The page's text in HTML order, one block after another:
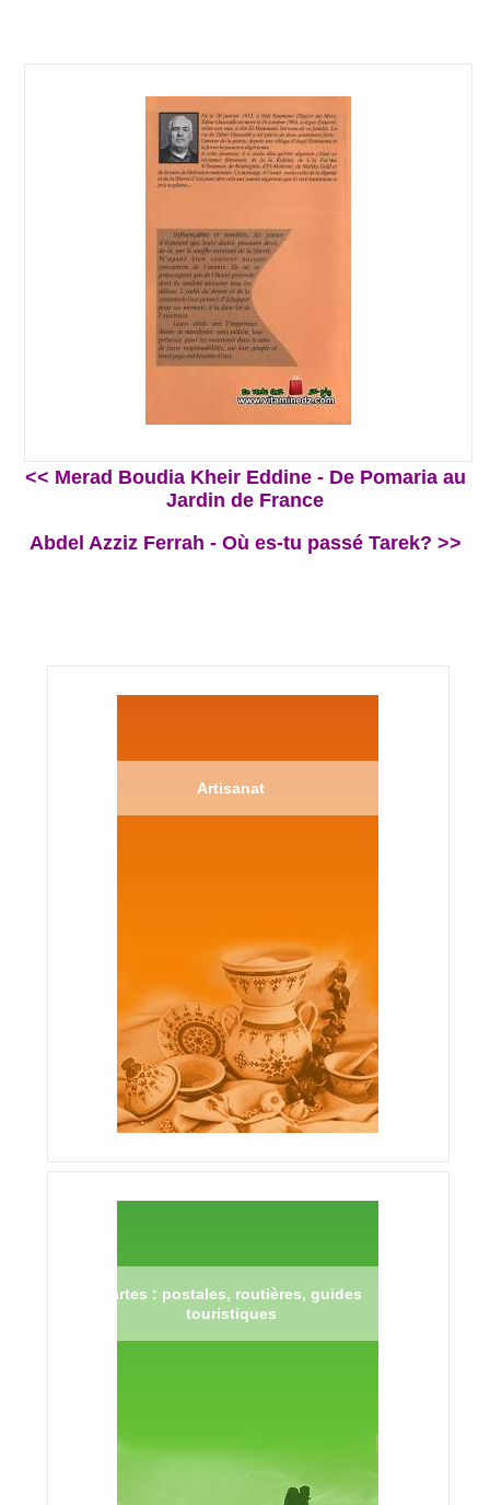
<< Merad Boudia Kheir Eddine - De Pomaria au
Jardin de France
Abdel Azziz Ferrah - Où es-tu passé Tarek? >>
Artisanat
Cartes : postales, routières, guides
touristiques